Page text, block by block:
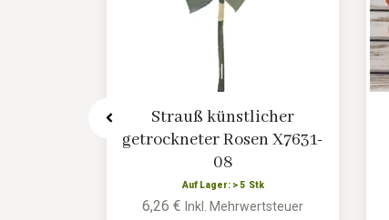
Strauß künstlicher
getrockneter Rosen X7631-
08
Auf Lager: > 5 Stk
6,26 € Inkl. Mehrwertsteuer